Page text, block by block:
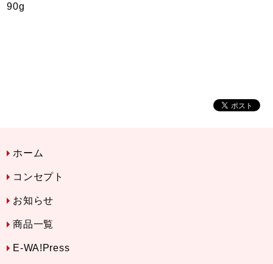
90g
ホーム
コンセプト
お知らせ
商品一覧
E-WA!Press